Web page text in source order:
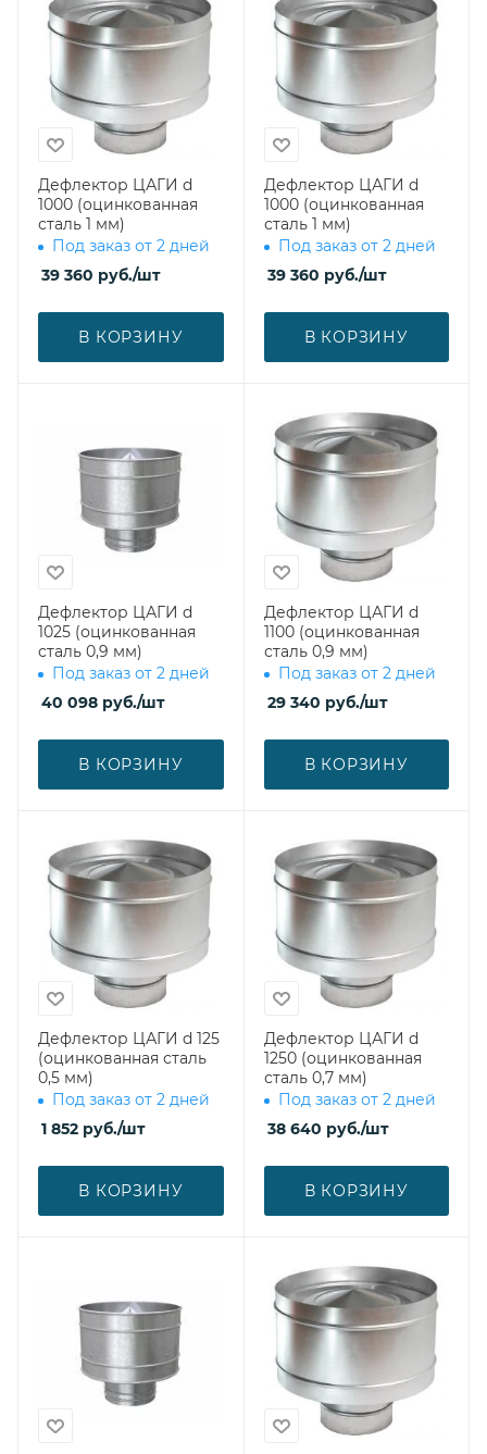
Дефлектор ЦАГИ d
1000 (оцинкованная
сталь 1 мм)
Под заказ от 2 дней
39 360 руб./шт
В КОРЗИНУ
Дефлектор ЦАГИ d
1000 (оцинкованная
сталь 1 мм)
Под заказ от 2 дней
39 360 руб./шт
В КОРЗИНУ
Дефлектор ЦАГИ d
1025 (оцинкованная
сталь 0,9 мм)
Под заказ от 2 дней
40 098 руб./шт
В КОРЗИНУ
Дефлектор ЦАГИ d
1100 (оцинкованная
сталь 0,9 мм)
Под заказ от 2 дней
29 340 руб./шт
В КОРЗИНУ
Дефлектор ЦАГИ d 125
(оцинкованная сталь
0,5 мм)
Под заказ от 2 дней
1 852 руб./шт
В КОРЗИНУ
Дефлектор ЦАГИ d
1250 (оцинкованная
сталь 0,7 мм)
Под заказ от 2 дней
38 640 руб./шт
В КОРЗИНУ